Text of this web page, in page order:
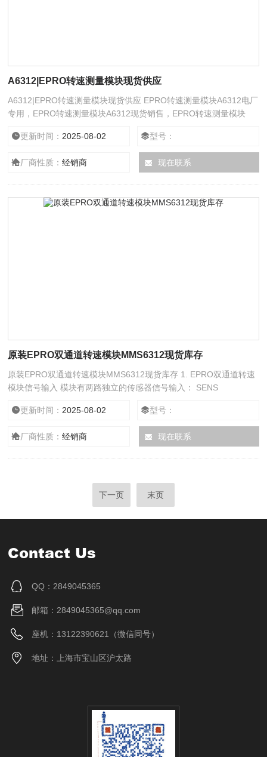
A6312|EPRO转速测量模块现货供应
A6312|EPRO转速测量模块现货供应 EPRO转速测量模块A6312电厂
专用，EPRO转速测量模块A6312现货销售，EPRO转速测量模块
测量模块A6312厂家直销，EPRO转速测量模块A6312价格优势。
MMS6312 双通道转速/键相模块 MMS6312 EPRO 特点： 双通道转
速测量模块，监测轴的旋转速度
更新时间： 2025-08-02 型号：
厂商性质：经销商 现在联系
原装EPRO双通道转速模块MMS6312现货库存
​原装EPRO双通道转速模块MMS6312现货库存 1. EPRO双通道转速
模块信号输入 模块有两路独立的传感器信号输入： SENS
与之匹配的传感器既可以是涡流传感器，如德国epro公司生产的
PR6423+CON021，也可以是霍尔效应传感器，如PR9376。输入电
压范围为0…-27.3 V dc 。
更新时间： 2025-08-02 型号：
厂商性质：经销商 现在联系
下一页 末页
Contact Us
QQ：2849045365
邮箱：2849045365@qq.com
座机：13122390621（微信同号）
地址：上海市宝山区沪太路